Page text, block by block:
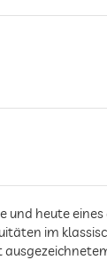
und heute
im